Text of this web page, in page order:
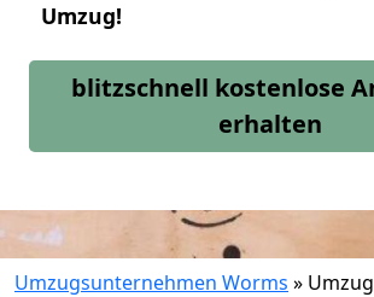
Umzug!
blitzschnell kostenlose
erhalten
Umzugsunternehmen Worms »